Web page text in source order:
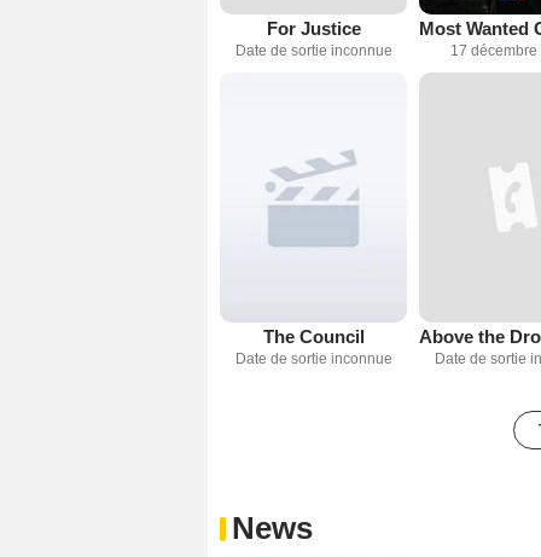
For Justice
Date de sortie inconnue 17 décembre
The Council
Date de sortie inconnue Date de sortie
News